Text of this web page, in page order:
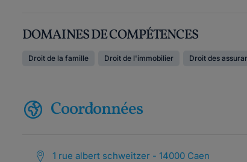
DOMAINES DE COMPÉTENCES
Droit de la famille Droit de l'immobilier Droit des
Coordonnées
1 rue albert schweitzer - 14000 Caen